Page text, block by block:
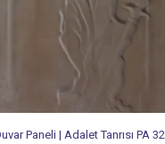
Paneli | Adalet Tanrısı PA 32